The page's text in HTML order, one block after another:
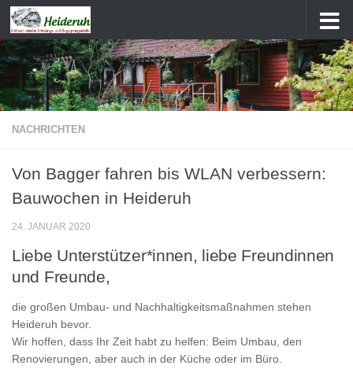
Zum Inhalt springen
NACHRICHTEN
Von Bagger fahren bis WLAN verbessern:
Bauwochen in Heideruh
24. JANUAR 2020
Liebe Unterstützer*innen, liebe Freundinnen
und Freunde,
die großen Umbau- und Nachhaltigkeitsmaßnahmen stehen
Heideruh bevor.
Wir hoffen, dass Ihr Zeit habt zu helfen: Beim Umbau, den
Renovierungen, aber auch in der Küche oder im Büro.